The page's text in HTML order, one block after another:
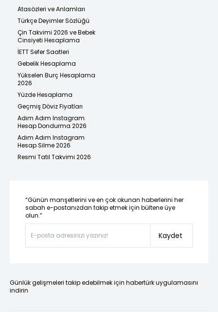
Atasözleri ve Anlamları
Türkçe Deyimler Sözlüğü
Çin Takvimi 2026 ve Bebek
Cinsiyeti Hesaplama
İETT Sefer Saatleri
Gebelik Hesaplama
Yükselen Burç Hesaplama
2026
Yüzde Hesaplama
Geçmiş Döviz Fiyatları
Adım Adım Instagram
Hesap Dondurma 2026
Adım Adım Instagram
Hesap Silme 2026
Resmi Tatil Takvimi 2026
“Günün manşetlerini ve en çok okunan haberlerini her
sabah e-postanızdan takip etmek için bültene üye
olun.”
Kaydet
Günlük gelişmeleri takip edebilmek için habertürk uygulamasını
indirin